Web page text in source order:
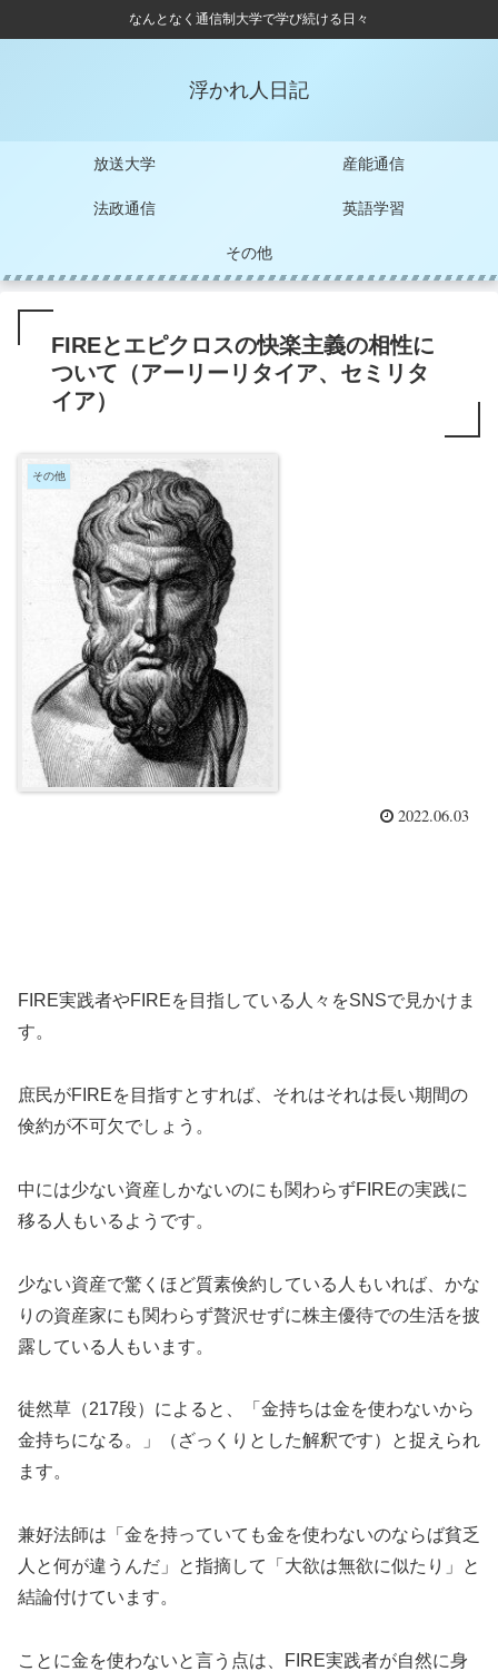
なんとなく通信制大学で学び続ける日々
浮かれ人日記
放送大学 産能通信
法政通信 英語学習
その他
FIREとエピクロスの快楽主義の相性に
ついて（アーリーリタイア、セミリタ
イア）
その他
2022.06.03
FIRE実践者やFIREを目指している人々をSNSで見かけま
す。
庶民がFIREを目指すとすれば、それはそれは長い期間の
倹約が不可欠でしょう。
中には少ない資産しかないのにも関わらずFIREの実践に
移る人もいるようです。
少ない資産で驚くほど質素倹約している人もいれば、かな
りの資産家にも関わらず贅沢せずに株主優待での生活を披
露している人もいます。
徒然草（217段）によると、「金持ちは金を使わないから
金持ちになる。」（ざっくりとした解釈です）と捉えられ
ます。
兼好法師は「金を持っていても金を使わないのならば貧乏
人と何が違うんだ」と指摘して「大欲は無欲に似たり」と
結論付けています。
ことに金を使わないと言う点は、FIRE実践者が自然に身